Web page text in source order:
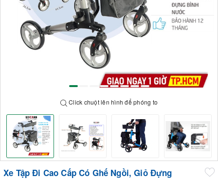
Click chuột lên hình để phóng to
Xe Tập Đi Cao Cấp Có Ghế Ngồi, Giỏ Đựng